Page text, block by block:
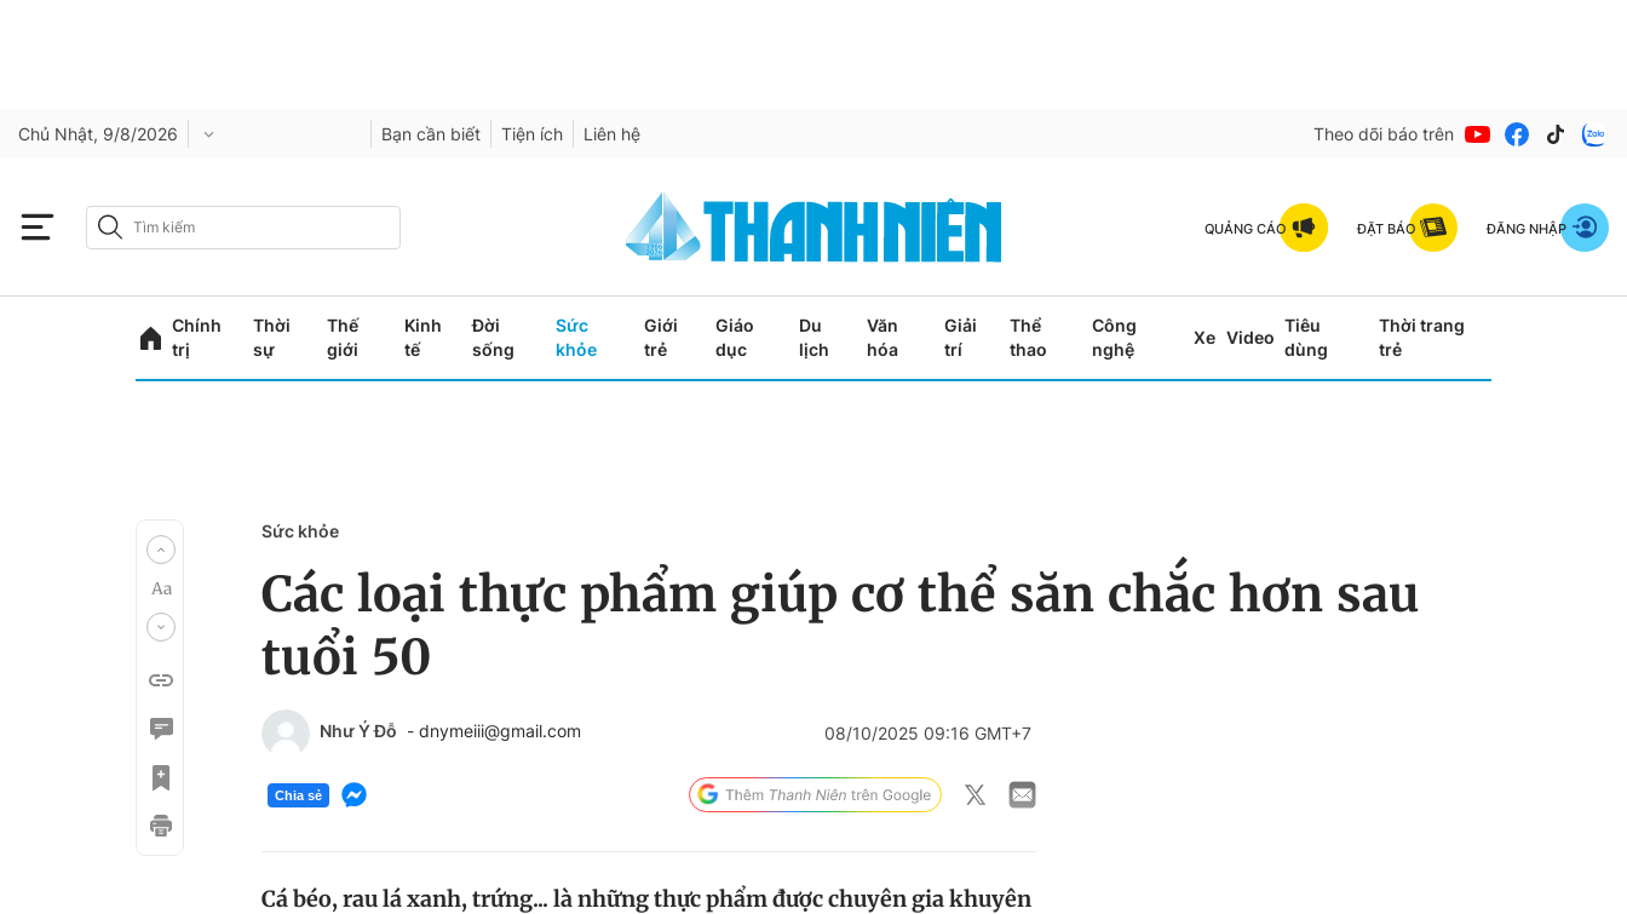
Chủ Nhật, 9/8/2026 Bạn cần biết Tiện ích Liên hệ Theo dõi báo trên
QUẢNG CÁO ĐẶT BÁO ĐĂNG NHẬP
Chính
trị
Thời
sự
Thế
giới
Kinh
tế
Đời
sống
Sức
khỏe
Giới
trẻ
Giáo
dục
Du
lịch
Văn
hóa
Giải
trí
Thể
thao
Công
nghệ
Xe Video
Tiêu
dùng
Thời trang
trẻ
Sức khỏe
Các loại thực phẩm giúp cơ thể săn chắc hơn sau
tuổi 50
Như Ý Đỗ - dnymeiii@gmail.com 08/10/2025 09:16 GMT+7
Chia sẻ
Cá béo, rau lá xanh, trứng... là những thực phẩm được chuyên gia khuyên